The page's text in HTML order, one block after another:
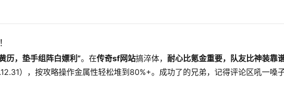
历，垫手组阵白嫖利”。在传奇sf网站搞淬体， 耐心比氪金重要，队友比神装靠
），按攻略操作金属性轻松堆到80%+。成功了的兄弟，记得评论区吼一嗓子